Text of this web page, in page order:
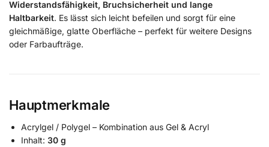
Widerstandsfähigkeit, Bruchsicherheit und lange
Haltbarkeit. Es lässt sich leicht befeilen und sorgt für eine
gleichmäßige, glatte Oberfläche – perfekt für weitere Designs
oder Farbaufträge.
Hauptmerkmale
Acrylgel / Polygel – Kombination aus Gel & Acryl
Inhalt: 30 g